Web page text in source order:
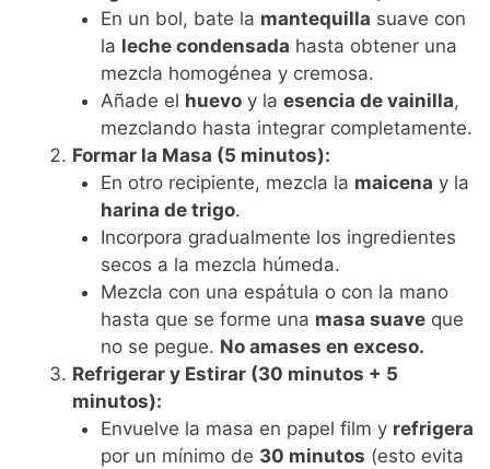
En un bol, bate la mantequilla suave con
la leche condensada hasta obtener una
mezcla homogénea y cremosa.
Añade el huevoy la esencia de vainilla,
mezclando hasta integrar completamente.
Formar la Masa (5 minutos):
En otro recipiente, mezcla la maicena y la
harina de trigo.
Incorpora gradualmente los ingredientes
secos a la mezcla húmeda.
Mezcla con una espátula o con la mano
hasta que se forme una masa suaveque
no se pegue. No amases en exceso.
Refrigerar y Estirar (30 minutos + 5
minutos):
Envuelve la masa en papel film y refrigera
por un mínimo de 30 minutos (esto evita